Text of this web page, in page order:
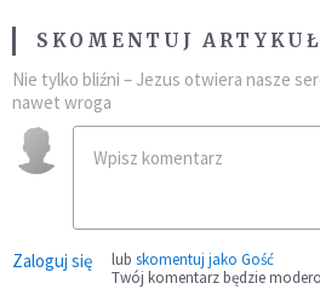
SKOMENTUJ ARTYKUŁ
Nie tylko bliźni – Jezus otwiera nasze
nawet wroga
Zaloguj się lub skomentuj jako Gość
Twój komentarz będzie